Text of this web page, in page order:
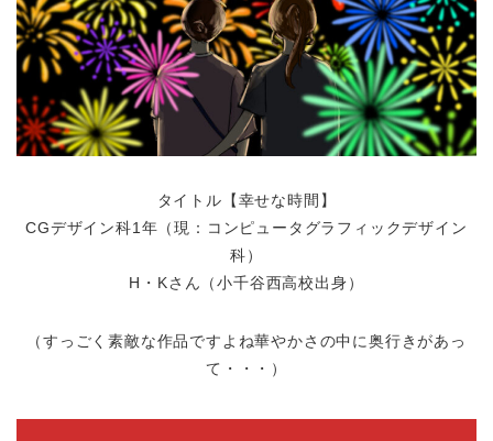
タイトル【幸せな時間】
CGデザイン科1年（現：コンピュータグラフィックデザイン
科）
H・Kさん（小千谷西高校出身）
（すっごく素敵な作品ですよね華やかさの中に奥行きがあっ
て・・・ ）